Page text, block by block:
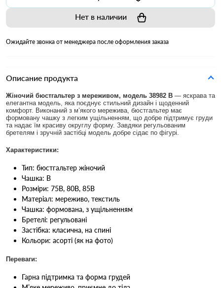
Нет в наличии
Ожидайте звонка от менеджера после оформления заказа
Описание продукта
Жіночий бюстгальтер з мереживом, модель 38982 B — яскрава та
елегантна модель, яка поєднує стильний дизайн і щоденний
комфорт. Виконаний з м’якого мережива, бюстгальтер має
формовану чашку з легким ущільненням, що добре підтримує груди
та надає їм красиву округлу форму. Завдяки регульованим
бретелям і зручній застібці модель добре сідає по фігурі.
Характеристики:
Тип: бюстгальтер жіночий
Чашка: B
Розміри: 75B, 80B, 85B
Матеріал: мереживо, текстиль
Чашка: формована, з ущільненням
Бретелі: регульовані
Застібка: класична, на спині
Кольори: асорті (як на фото)
Переваги:
Гарна підтримка та форма грудей